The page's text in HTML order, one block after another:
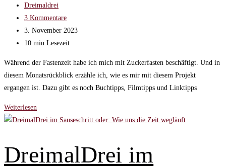
veröffentlicht:
Beitrags-
Kategorie:
Dreimaldrei
Beitrags-
Kommentare:
3 Kommentare
Beitrag
zuletzt
3. November 2023
Lesedauer:
10 min Lesezeit
Während der Fastenzeit habe ich mich mit Zuckerfasten beschäftigt. Und in
diesem Monatsrückblick erzähle ich, wie es mir mit diesem Projekt
ergangen ist. Dazu gibt es noch Buchtipps, Filmtipps und Linktipps
Weiterlesen
und
DreimalDrei
DreimalDrei im